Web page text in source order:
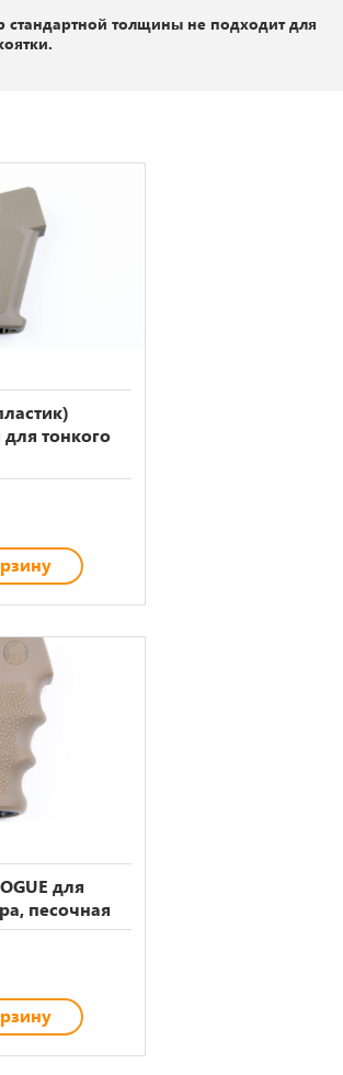
толщины не подходит для
для тонкого
для
песочная